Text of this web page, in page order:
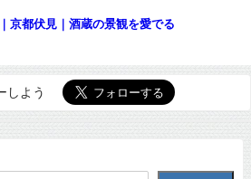
京都伏見｜酒蔵の景観を愛でる
しよう